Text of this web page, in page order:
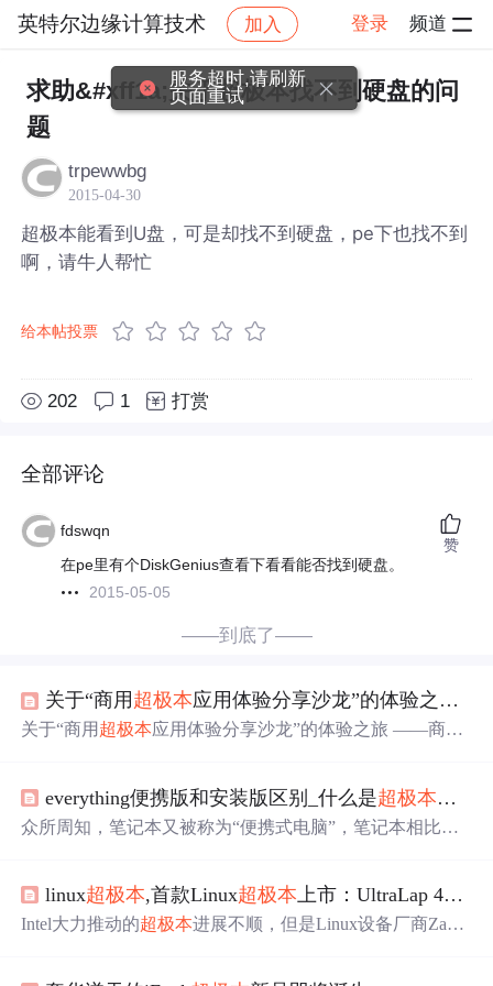
英特尔边缘计算技术 加入 登录 频道
社区 英特尔边缘计算技术 帖子详情
求助&#xff1a;关于超极本找不到硬盘的问
题
trpewwbg
2015-04-30
超极本能看到U盘，可是却找不到硬盘，pe下也找不到
啊，请牛人帮忙
给本帖投票
202 1 打赏
全部评论
fdswqn
在pe里有个DiskGenius查看下看看能否找到硬盘。
2015-05-05
赞
——到底了——
关于“商用 超极本应用体验分享沙龙”的体验之旅——商用
关于“商用 超极本
应用体验分享沙龙”的体验之旅 ——商用
英特尔联合举办的“从新开始——商用
超极本应用体验分享
沙龙”的线下活动，并现场体验了6款英特尔商用超极本
everything便携版和安装版区别_什么是超极本？
众所周知，笔记本又被称为“便携式电脑”，笔记本相比台
戏本、商务本、超极本等，它们均属于笔记本。上网本主
要是定位上网与电影、娱乐等用途，性能较弱，而商务本
linux超极本,首款Linux超极本 上市：UltraLap 430不便宜
Intel大力推动的超极本进展不顺，但是Linux设备厂商ZaRe
服务超时,请刷新
页面重试